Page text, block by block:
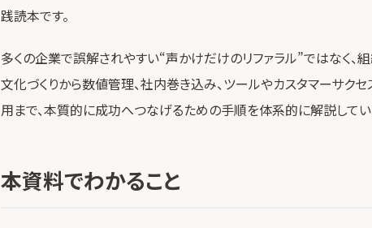
践読本です。
多くの企業で誤解されやすい“声かけだけのリファラル”ではなく、
文化づくりから数値管理、社内巻き込み、ツールやカスタマーサク
用まで、本質的に成功へつなげるための手順を体系的に解説してい
本資料でわかること